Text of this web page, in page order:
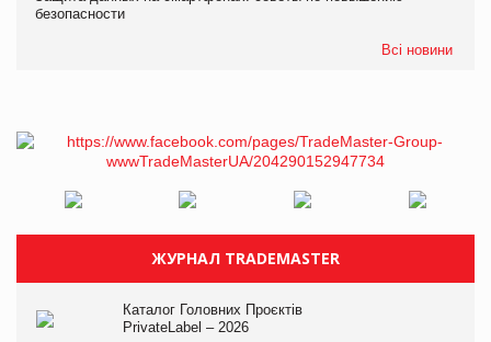
безопасности
Всі новини
ЖУРНАЛ TRADEMASTER
Каталог Головних Проєктів
PrivateLabel – 2026